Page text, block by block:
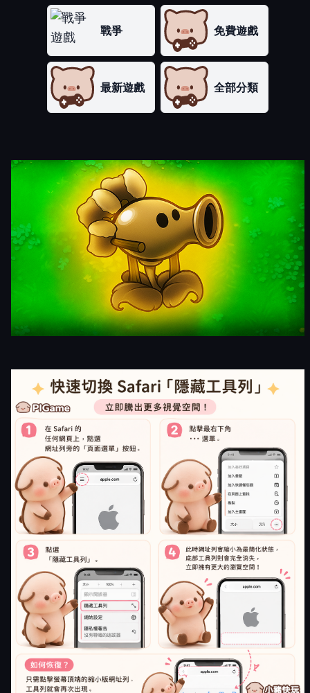
戰爭 免費遊戲
最新遊戲 全部分類